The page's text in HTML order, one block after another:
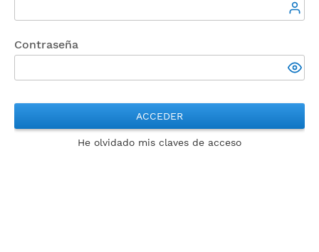
Contraseña
ACCEDER
He olvidado mis claves de acceso